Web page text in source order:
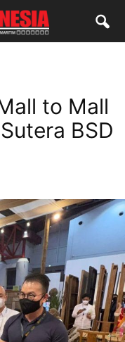
to Mall
BSD